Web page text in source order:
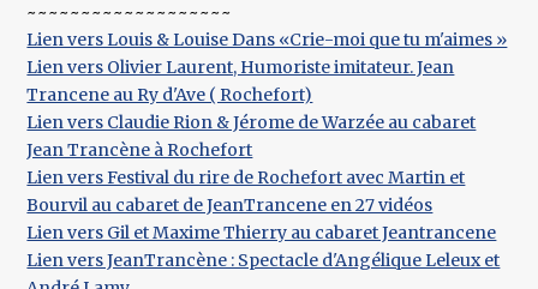
~~~~~~~~~~~~~~~~~~~
Lien vers Louis & Louise Dans «Crie-moi que tu m'aimes »
Lien vers Olivier Laurent, Humoriste imitateur. Jean
Trancene au Ry d'Ave ( Rochefort)
Lien vers Claudie Rion & Jérome de Warzée au cabaret
Jean Trancène à Rochefort
Lien vers Festival du rire de Rochefort avec Martin et
Bourvil au cabaret de JeanTrancene en 27 vidéos
Lien vers Gil et Maxime Thierry au cabaret Jeantrancene
Lien vers JeanTrancène : Spectacle d'Angélique Leleux et